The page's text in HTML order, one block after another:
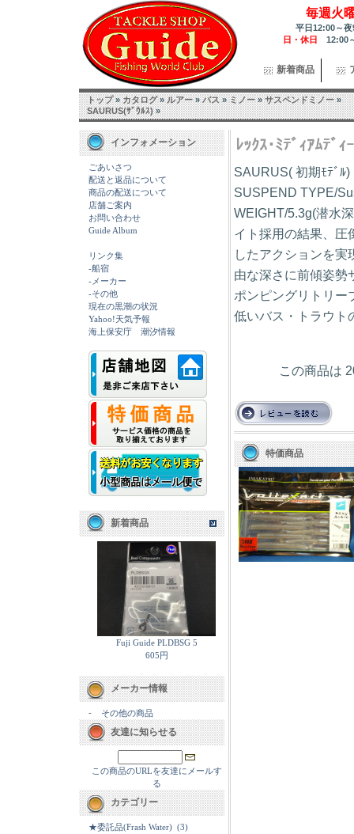
毎週火
平日12:00～
日・休日 12:00
新着商品
トップ»カタログ»ルアー»バス»ミノー»サスペンドミノー»
SAURUS(ｻﾞｳﾙｽ)»
インフォメーション
ごあいさつ
配送と返品について
商品の配送について
店舗ご案内
お問い合わせ
Guide Album
リンク集
-船宿
-メーカー
-その他
現在の黒潮の状況
Yahoo!天気予報
海上保安庁 潮汐情報
新着商品
Fuji Guide PLDBSG 5
605円
メーカー情報
- その他の商品
友達に知らせる
この商品のURLを友達にメールす
る
カテゴリー
★委託品(Frash Water) (3)
ﾚｯｸｽ･ﾐﾃﾞｨｱﾑﾃﾞ
SAURUS( 初期ﾓﾃﾞﾙ
SUSPEND TYPE/
WEIGHT/5.3g(潜水
イト採用の結果、圧
したアクションを実
由な深さに前傾姿勢
ポンピングリトリー
低いバス・トラウト
この商品は
特価商品